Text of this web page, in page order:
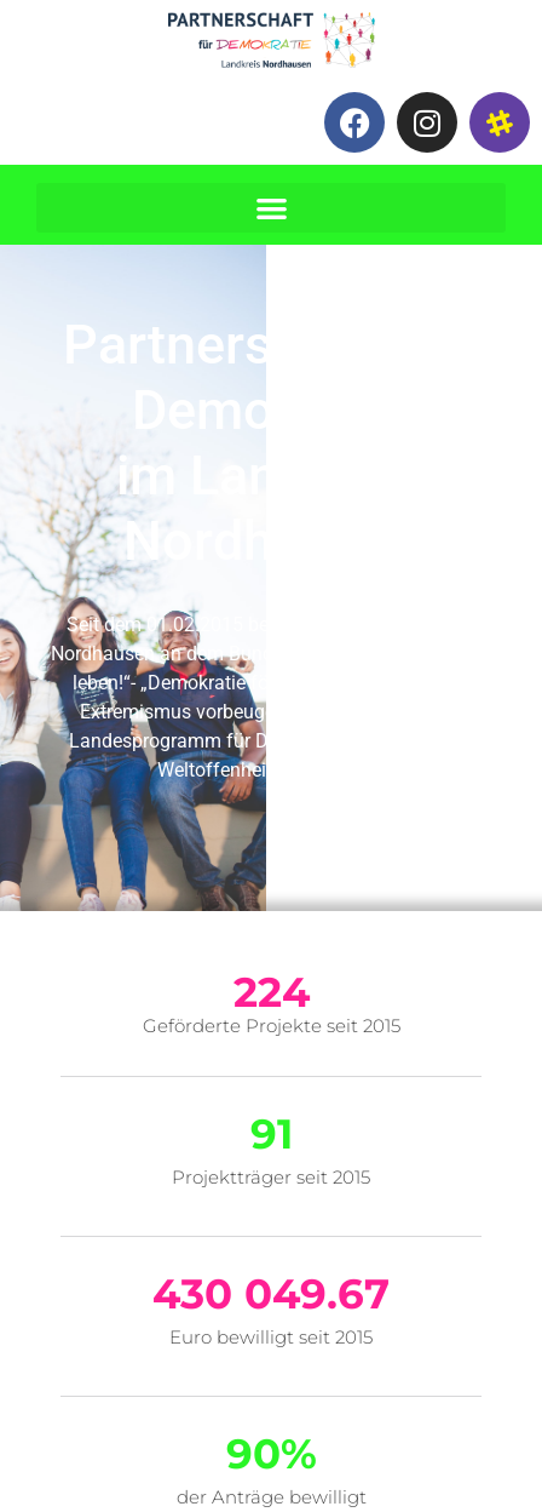
Partnerschaft für
Demokratie
im Landkreis
Nordhausen
Seit dem 01.02.2015 beteiligt sich der Landkreis
Nordhausen an dem Bundesprogramm „Demokratie
leben!“- „Demokratie fördern. Vielfalt gestalten.
Extremismus vorbeugen.“ und dem Thüringer
Landesprogramm für Demokratie, Toleranz und
Weltoffenheit „Denk Bunt“.
Geförderte Projekte seit 2015
224
Projektträger seit 2015
91
Euro bewilligt seit 2015
430 049.67
der Anträge bewilligt
90%